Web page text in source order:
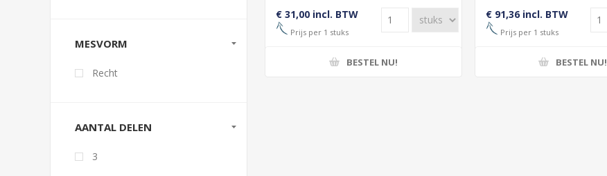
€ 31,00 incl. BTW
Prijs per 1 stuks
BESTEL NU!
€ 91,36 incl. BTW
Prijs per 1 stuks
BESTEL NU!
MESVORM
Recht
AANTAL DELEN
3